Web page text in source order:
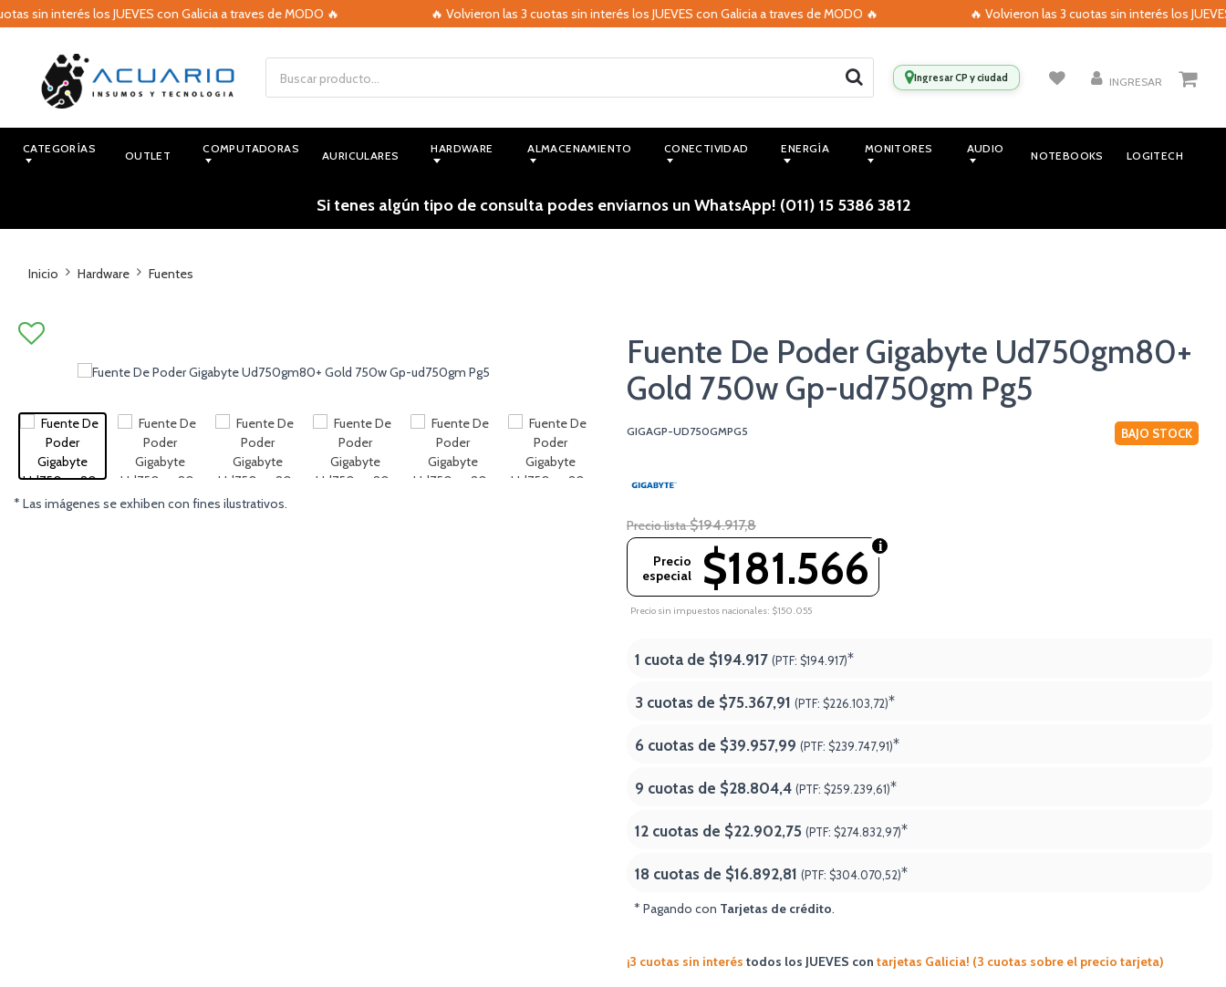
interés los JUEVES con Galicia a traves de MODO 🔥 🔥 Volvieron las 3 cuotas sin interés los JUEVES con Galicia a traves de MODO 🔥 🔥 Volvieron las 3 cuotas sin interés los JUEVES
Ingresar CP y ciudad INGRESAR
CATEGORÍAS OUTLET COMPUTADORAS AURICULARES HARDWARE ALMACENAMIENTO CONECTIVIDAD ENERGÍA MONITORES AUDIO NOTEBOOKS LOGITECH
Si tenes algún tipo de consulta podes enviarnos un WhatsApp! (011) 15 5386 3812
Inicio Hardware Fuentes
* Las imágenes se exhiben con fines ilustrativos.
Fuente De Poder Gigabyte Ud750gm80+
Gold 750w Gp-ud750gm Pg5
GIGAGP-UD750GMPG5 BAJO STOCK
Precio lista $194.917,8
$181.566
Precio
especial
Precio sin impuestos nacionales: $150.055
1 cuota de $194.917 (PTF: $194.917)*
3 cuotas de $75.367,91 (PTF: $226.103,72)*
6 cuotas de $39.957,99 (PTF: $239.747,91)*
9 cuotas de $28.804,4 (PTF: $259.239,61)*
12 cuotas de $22.902,75 (PTF: $274.832,97)*
18 cuotas de $16.892,81 (PTF: $304.070,52)*
* Pagando con Tarjetas de crédito.
¡3 cuotas sin interés todos los JUEVES con tarjetas Galicia! (3 cuotas sobre el precio tarjeta)